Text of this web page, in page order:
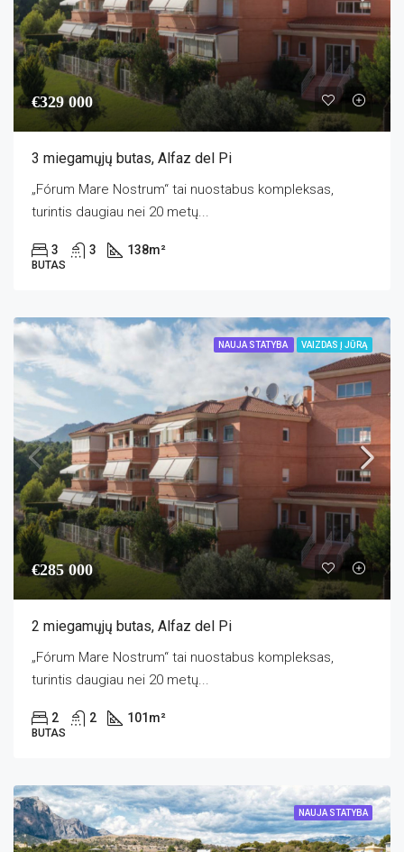
€329 000
3 miegamųjų butas, Alfaz del Pi
„Fórum Mare Nostrum“ tai nuostabus kompleksas,
turintis daugiau nei 20 metų...
3 3 138m²
BUTAS
NAUJA STATYBA VAIZDAS Į JŪRĄ
€285 000
2 miegamųjų butas, Alfaz del Pi
„Fórum Mare Nostrum“ tai nuostabus kompleksas,
turintis daugiau nei 20 metų...
2 2 101 m²
BUTAS
NAUJA STATYBA